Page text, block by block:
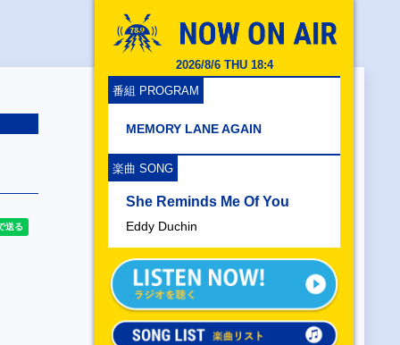
2026/8/6 THU 18:4
番組 PROGRAM
MEMORY LANE AGAIN
楽曲 SONG
She Reminds Me Of You
Eddy Duchin